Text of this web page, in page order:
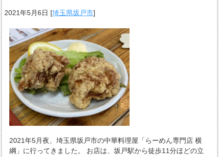
2021年5月6日 [埼玉県坂戸市]
2021年5月夜、埼玉県坂戸市の中華料理屋「らーめん専門店 横
綱」に行ってきました。 お店は、坂戸駅から徒歩11分ほどの立